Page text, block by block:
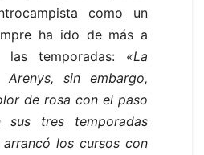
como un
ha ido de más a
las temporadas:«La
sin embargo,
de rosa con el paso
sus tres temporadas
arrancó los cursos con